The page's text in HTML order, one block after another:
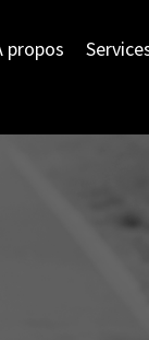
propos